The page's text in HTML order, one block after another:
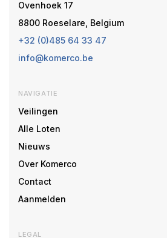
Ovenhoek 17
8800 Roeselare, Belgium
+32 (0)485 64 33 47
info@komerco.be
NAVIGATIE
Veilingen
Alle Loten
Nieuws
Over Komerco
Contact
Aanmelden
LEGAL